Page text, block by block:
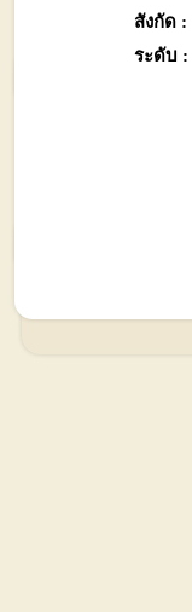
สังกัด :
ระดับ :